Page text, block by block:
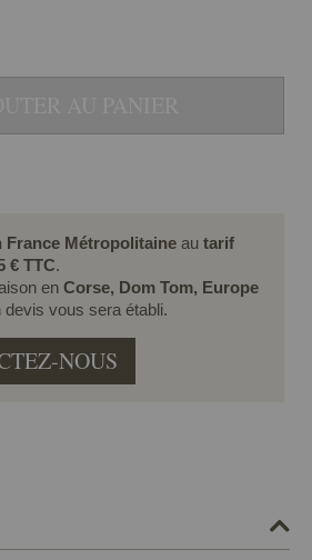
France Métropolitaineau tarif
€ TTC.
en Corse, Dom Tom, Europe
devis vous sera établi.
NOUS